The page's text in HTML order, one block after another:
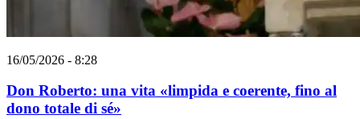
16/05/2026 - 8:28
Don Roberto: una vita «limpida e coerente, fino al
dono totale di sé»